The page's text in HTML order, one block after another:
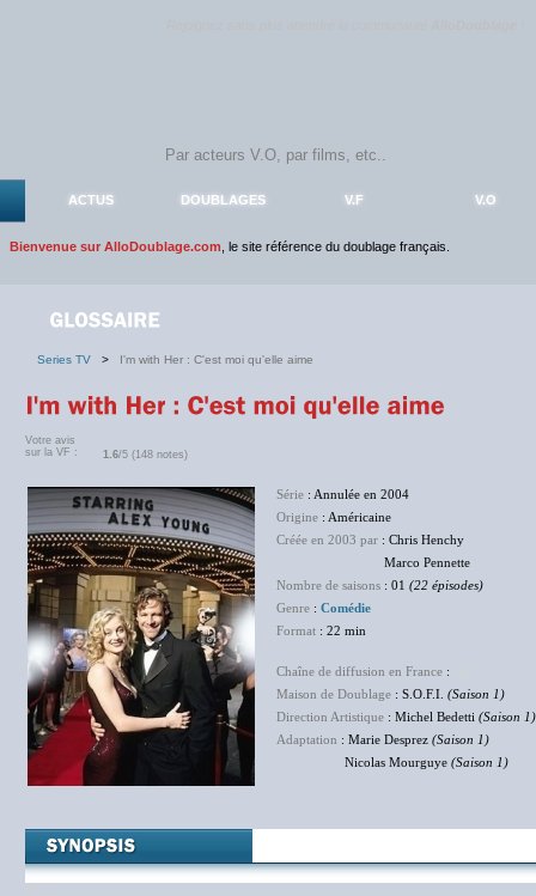
ACTUS DOUBLAGES V.F V.O
Bienvenue sur AlloDoublage.com , le site référence du doublage français.
Series TV > I'm with Her : C'est moi qu'elle aime
Votre avis
sur la VF :
1.6/5 (148 notes)
Série : Annulée en 2004
Origine : Américaine
Créée en 2003 par : Chris Henchy
Marco Pennette
Nombre de saisons : 01 (22 épisodes)
Genre : Comédie
Format : 22 min
Chaîne de diffusion en France :
Maison de Doublage : S.O.F.I. (Saison 1)
Direction Artistique : Michel Bedetti (Saison 1)
Adaptation : Marie Desprez (Saison 1)
Nicolas Mourguye (Saison 1)